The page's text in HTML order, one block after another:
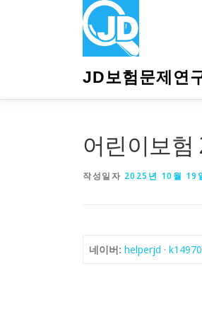
JD보험문제연
어린이보험
작성일자 2025년 10월 19
네이버: helperjd · k14970